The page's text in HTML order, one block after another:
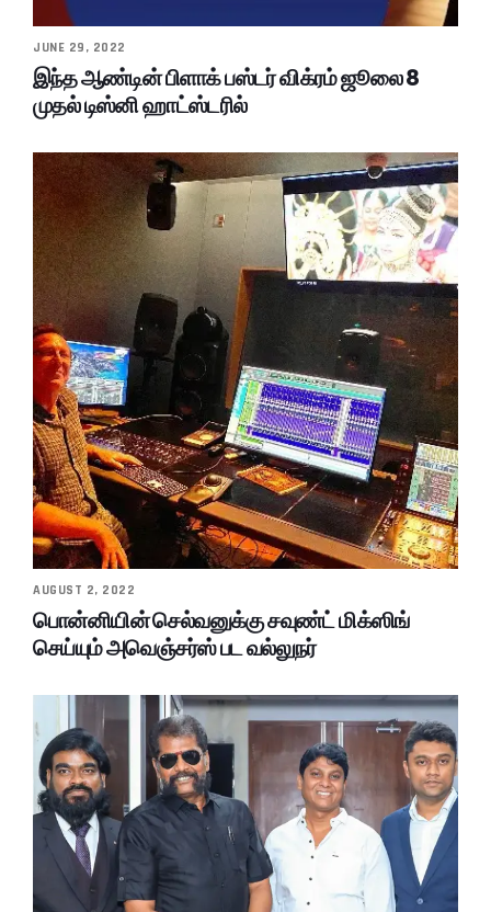
JUNE 29, 2022
இந்த ஆண்டின் பிளாக் பஸ்டர் விக்ரம் ஜூலை 8
முதல் டிஸ்னி ஹாட்ஸ்டரில்
AUGUST 2, 2022
பொன்னியின் செல்வனுக்கு சவுண்ட் மிக்ஸிங்
செய்யும் அவெஞ்சர்ஸ் பட வல்லுநர்